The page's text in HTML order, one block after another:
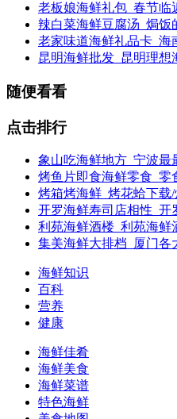
老板娘海鲜礼包_春节临
辣白菜海鲜豆腐汤_焗饭
老家味道海鲜礼品卡_海
昆明海鲜批发_昆明理想
随便看看
点击排行
象山吃海鲜地方_宁波最
烤鱼片即食海鲜零食_零
烤箱烤海鲜_烤花蛤下载
开罗海鲜寿司店相性_开
利苑海鲜酒楼_利苑海鲜
集美海鲜大排档_厦门各
海鲜知识
百科
营养
健康
海鲜佳肴
海鲜美食
海鲜菜谱
特色海鲜